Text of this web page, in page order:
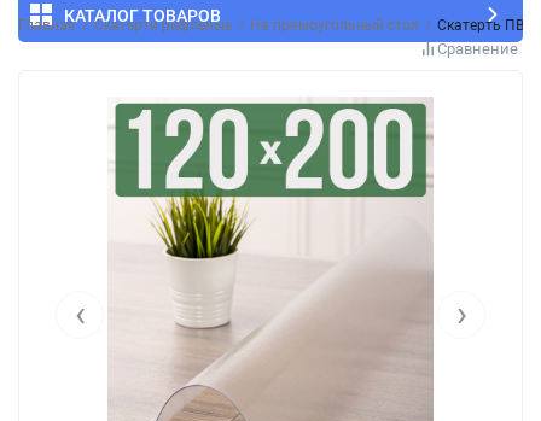
КАТАЛОГ ТОВАРОВ
Главная / Скатерти рифленые / На прямоугольный стол / Скатерть ПВХ
Сравнение
‹ ›